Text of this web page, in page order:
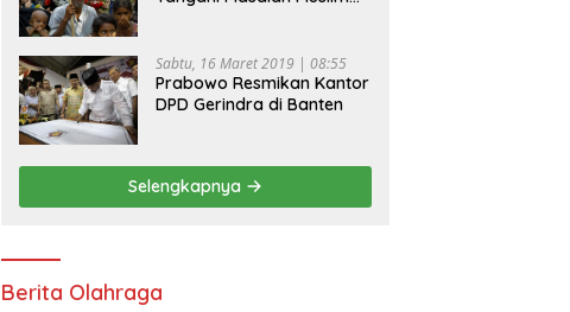
Sabtu, 16 Maret 2019 | 08:55
Prabowo Resmikan Kantor
DPD Gerindra di Banten
Selengkapnya
Berita Olahraga